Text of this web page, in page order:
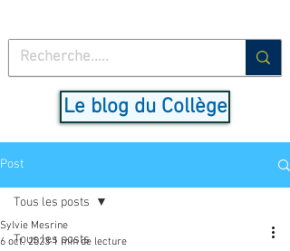
Le blog du Collège
Post
Tous les posts
Tous les posts
Sylvie Mesrine
6 oct. 2023 1 min de lecture